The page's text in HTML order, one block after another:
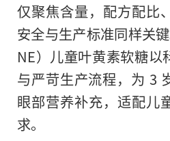
仅聚焦含量，配方配比
安全与生产标准同样关
NE）儿童叶黄素软糖以
与严苛生产流程，为 3
眼部营养补充，适配儿
求。